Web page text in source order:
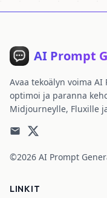
AI Prompt
Avaa tekoälyn voima
optimoi ja paranna
Midjourneylle, Fluxille
©2026 AI Prompt
LINKIT